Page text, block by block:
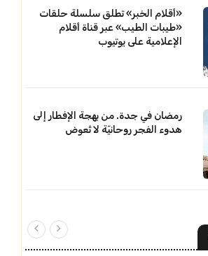
«أقلام الخبر» تطلق سلسلة حلقات
«طيبات الطيب» عبر قناة أقلام
الإعلامية على يوتيوب
رمضان في جدة. من بهجة الإفطار إلى
هدوء الفجر روحانيّة لا تُعوض